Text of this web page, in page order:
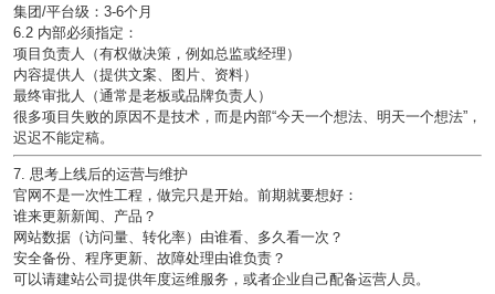
集团/平台级：3-6个月
6.2 内部必须指定：
项目负责人
（有权做决策，例如总监或经理）
内容提供人
（提供文案、图片、资料）
最终审批人
（通常是老板或品牌负责人）
很多项目失败的原因不是技术，而是内部“今天一个想法、明天一个想法”，
迟迟不能定稿。
7. 思考上线后的运营与维护
官网不是一次性工程，做完只是开始。前期就要想好：
谁来更新新闻、产品？
网站数据（访问量、转化率）由谁看、多久看一次？
安全备份、程序更新、故障处理由谁负责？
可以请建站公司提供年度运维服务 ，或者企业自己配备运营人员。